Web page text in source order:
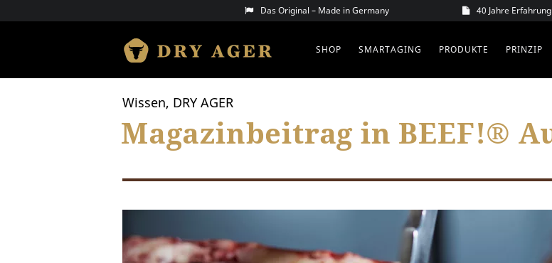
content
Das Original – Made in Germany 40 Jahre Erfahrung
SHOP SMARTAGING PRODUKTE PRINZIP
Wissen, DRY AGER
Magazinbeitrag in BEEF!®